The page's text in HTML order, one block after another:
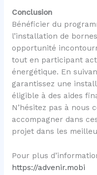
Conclusion
Bénéficier du
l’installation de
opportunité
tout en participant
énergétique. En
garantissez une
éligible à des aides
N’hésitez pas à nous
accompagner dans
projet dans les
Pour plus
https://advenir.mobi